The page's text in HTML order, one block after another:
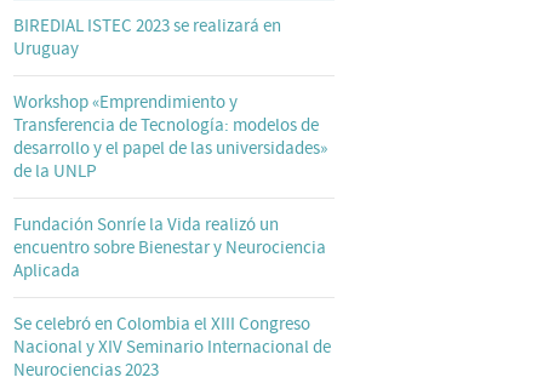
BIREDIAL ISTEC 2023 se realizará en
Uruguay
Workshop «Emprendimiento y
Transferencia de Tecnología: modelos de
desarrollo y el papel de las universidades»
de la UNLP
Fundación Sonríe la Vida realizó un
encuentro sobre Bienestar y Neurociencia
Aplicada
Se celebró en Colombia el XIII Congreso
Nacional y XIV Seminario Internacional de
Neurociencias 2023